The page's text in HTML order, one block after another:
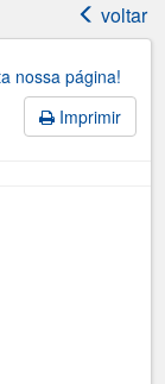
voltar
Imprimir